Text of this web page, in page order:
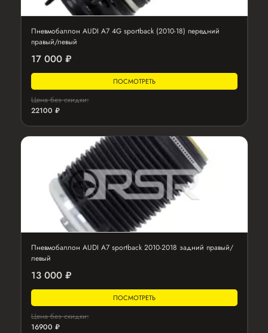
Пневмобаллон AUDI A7 4G sportback (2010-18) передний
правый/левый
17 000 ₽
ПОСМОТРЕТЬ
Цена без скидки:
22100 ₽
Пневмобаллон AUDI A7 sportback 2010-2018 задний правый/
левый
13 000 ₽
ПОСМОТРЕТЬ
Цена без скидки:
16900 ₽